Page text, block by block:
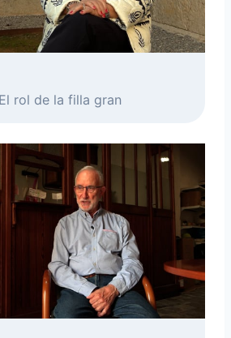
rol de la filla gran